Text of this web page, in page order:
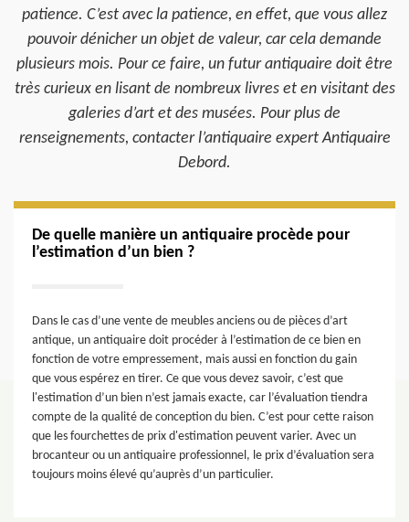
patience. C’est avec la patience, en effet, que vous allez
pouvoir dénicher un objet de valeur, car cela demande
plusieurs mois. Pour ce faire, un futur antiquaire doit être
très curieux en lisant de nombreux livres et en visitant des
galeries d’art et des musées. Pour plus de
renseignements, contacter l’antiquaire expert Antiquaire
Debord.
De quelle manière un antiquaire procède pour
l’estimation d’un bien ?
Dans le cas d’une vente de meubles anciens ou de pièces d’art
antique, un antiquaire doit procéder à l’estimation de ce bien en
fonction de votre empressement, mais aussi en fonction du gain
que vous espérez en tirer. Ce que vous devez savoir, c’est que
l'estimation d’un bien n’est jamais exacte, car l’évaluation tiendra
compte de la qualité de conception du bien. C’est pour cette raison
que les fourchettes de prix d'estimation peuvent varier. Avec un
brocanteur ou un antiquaire professionnel, le prix d’évaluation sera
toujours moins élevé qu’auprès d’un particulier.